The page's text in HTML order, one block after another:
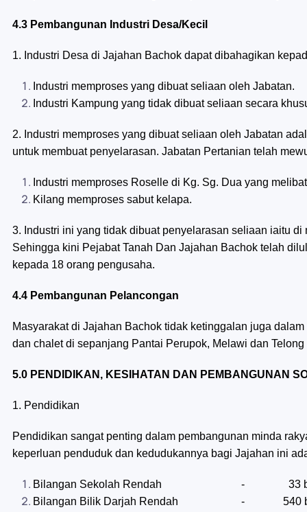
4.3 Pembangunan Industri Desa/Kecil
1. Industri Desa di Jajahan Bachok dapat dibahagikan
Industri memproses yang dibuat seliaan oleh Jabatan.
Industri Kampung yang tidak dibuat seliaan secara
2. Industri memproses yang dibuat seliaan oleh Jabatan
untuk membuat penyelarasan. Jabatan Pertanian telah
Industri memproses Roselle di Kg. Sg. Dua yang
Kilang memproses sabut kelapa.
3. Industri ini yang tidak dibuat penyelarasan seliaan iaitu
Sehingga kini Pejabat Tanah Dan Jajahan Bachok telah
kepada 18 orang pengusaha.
4.4 Pembangunan Pelancongan
Masyarakat di Jajahan Bachok tidak ketinggalan juga
dan chalet di sepanjang Pantai Perupok, Melawi dan
5.0 PENDIDIKAN, KESIHATAN DAN PEMBANGUNAN
1. Pendidikan
Pendidikan sangat penting dalam pembangunan minda
keperluan penduduk dan kedudukannya bagi Jajahan ini
Bilangan Sekolah Rendah - 33
Bilangan Bilik Darjah Rendah - 540